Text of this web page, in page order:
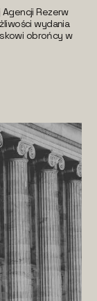
Rezerw
wydania
obrońcy w